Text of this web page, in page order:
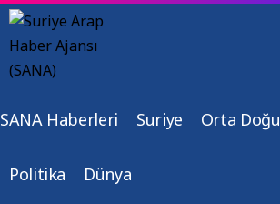
SANA Haberleri Suriye Orta Doğu
Politika Dünya